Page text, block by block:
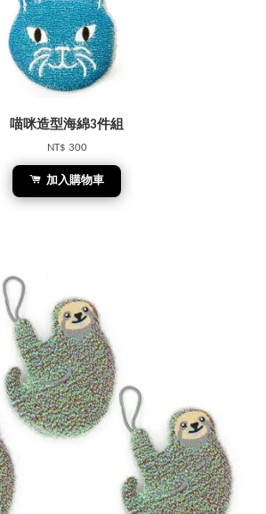
喵咪造型海綿3件組
NT$ 300
加入購物車